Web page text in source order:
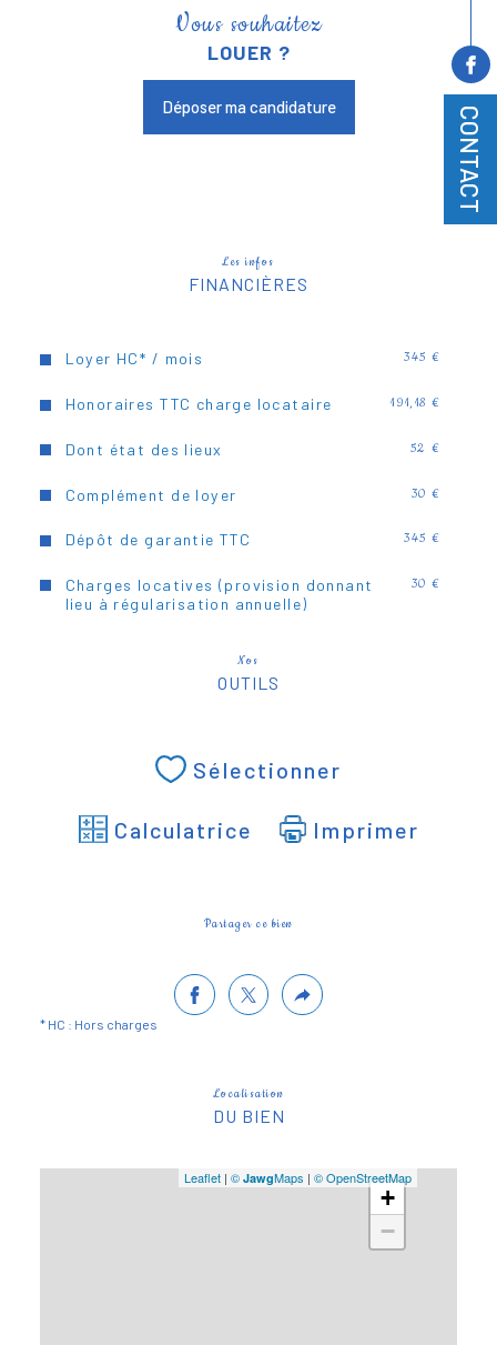
CONTACT
Vous souhaitez
LOUER ?
Déposer ma candidature
Les infos
FINANCIÈRES
Loyer HC* / mois 345 €
Honoraires TTC charge locataire 191,18 €
Dont état des lieux 52 €
Complément de loyer 30 €
Dépôt de garantie TTC 345 €
Charges locatives (provision donnant
lieu à régularisation annuelle)
30 €
Nos
OUTILS
Sélectionner
Calculatrice Imprimer
Partager ce bien
* HC : Hors charges
Localisation
DU BIEN
+
−
Leaflet | © JawgMaps | © OpenStreetMap